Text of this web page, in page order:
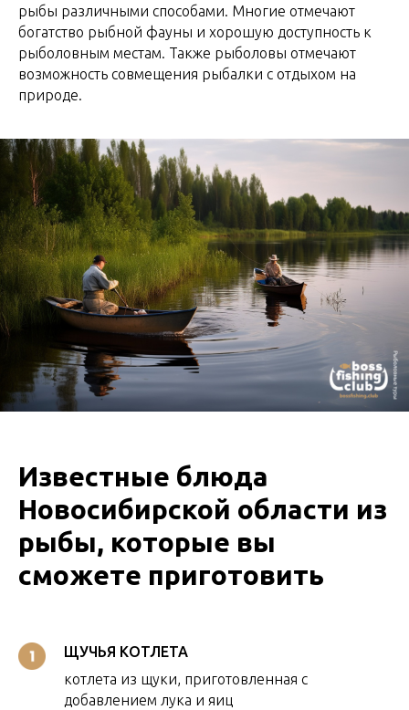
рыбы различными способами. Многие отмечают
богатство рыбной фауны и хорошую доступность к
рыболовным местам. Также рыболовы отмечают
возможность совмещения рыбалки с отдыхом на
природе.
Известные блюда
Новосибирской области из
рыбы, которые вы
сможете приготовить
ЩУЧЬЯ КОТЛЕТА
котлета из щуки, приготовленная с
добавлением лука и яиц